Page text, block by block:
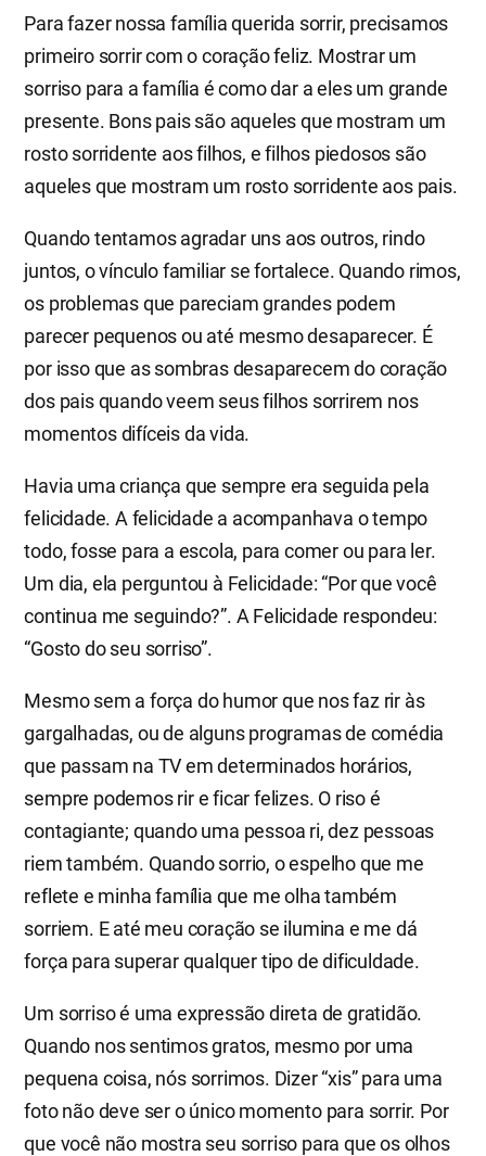
Para fazer nossa família querida sorrir, precisamos
primeiro sorrir com o coração feliz. Mostrar um
sorriso para a família é como dar a eles um grande
presente. Bons pais são aqueles que mostram um
rosto sorridente aos filhos, e filhos piedosos são
aqueles que mostram um rosto sorridente aos pais.
Quando tentamos agradar uns aos outros, rindo
juntos, o vínculo familiar se fortalece. Quando rimos,
os problemas que pareciam grandes podem
parecer pequenos ou até mesmo desaparecer. É
por isso que as sombras desaparecem do coração
dos pais quando veem seus filhos sorrirem nos
momentos difíceis da vida.
Havia uma criança que sempre era seguida pela
felicidade. A felicidade a acompanhava o tempo
todo, fosse para a escola, para comer ou para ler.
Um dia, ela perguntou à Felicidade: “Por que você
continua me seguindo?”. A Felicidade respondeu:
“Gosto do seu sorriso”.
Mesmo sem a força do humor que nos faz rir às
gargalhadas, ou de alguns programas de comédia
que passam na TV em determinados horários,
sempre podemos rir e ficar felizes. O riso é
contagiante; quando uma pessoa ri, dez pessoas
riem também. Quando sorrio, o espelho que me
reflete e minha família que me olha também
sorriem. E até meu coração se ilumina e me dá
força para superar qualquer tipo de dificuldade.
Um sorriso é uma expressão direta de gratidão.
Quando nos sentimos gratos, mesmo por uma
pequena coisa, nós sorrimos. Dizer “xis” para uma
foto não deve ser o único momento para sorrir. Por
que você não mostra seu sorriso para que os olhos